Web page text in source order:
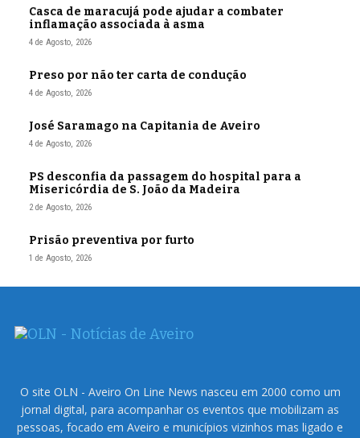
Casca de maracujá pode ajudar a combater
inflamação associada à asma
4 de Agosto, 2026
Preso por não ter carta de condução
4 de Agosto, 2026
José Saramago na Capitania de Aveiro
4 de Agosto, 2026
PS desconfia da passagem do hospital para a
Misericórdia de S. João da Madeira
2 de Agosto, 2026
Prisão preventiva por furto
1 de Agosto, 2026
O site OLN - Aveiro On Line News nasceu em 2000 como um
jornal digital, para acompanhar os eventos que mobilizam as
pessoas, focado em Aveiro e municípios vizinhos mas ligado e